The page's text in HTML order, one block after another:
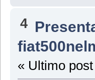
4
« Ultimo